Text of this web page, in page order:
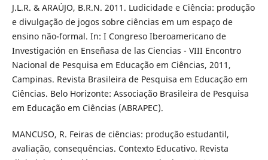
J.L.R. & ARAÚJO, B.R.N. 2011. Ludicidade e Ciência: produção
e divulgação de jogos sobre ciências em um espaço de
ensino não-formal. In: I Congreso Iberoamericano de
Investigación en Enseñasa de las Ciencias - VIII Encontro
Nacional de Pesquisa em Educação em Ciências, 2011,
Campinas. Revista Brasileira de Pesquisa em Educação em
Ciências. Belo Horizonte: Associação Brasileira de Pesquisa
em Educação em Ciências (ABRAPEC).
MANCUSO, R. Feiras de ciências: produção estudantil,
avaliação, consequências. Contexto Educativo. Revista